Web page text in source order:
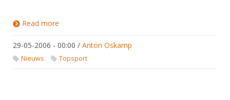
Read more
29-05-2006 - 00:00 / Anton Oskamp
Nieuws Topsport